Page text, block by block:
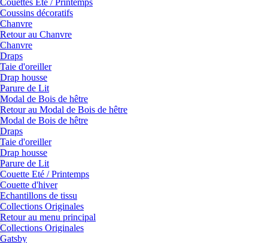
Couettes Eté / Printemps
Coussins décoratifs
Chanvre
Retour au Chanvre
Chanvre
Draps
Taie d'oreiller
Drap housse
Parure de Lit
Modal de Bois de hêtre
Retour au Modal de Bois de hêtre
Modal de Bois de hêtre
Draps
Taie d'oreiller
Drap housse
Parure de Lit
Couette Eté / Printemps
Couette d'hiver
Echantillons de tissu
Collections Originales
Retour au menu principal
Collections Originales
Gatsby